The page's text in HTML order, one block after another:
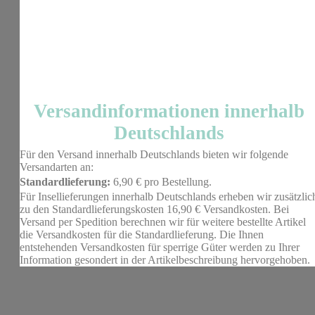
Versandinformationen innerhalb
Deutschlands
Für den Versand innerhalb Deutschlands bieten wir folgende
Versandarten an:
Standardlieferung: 6,90 € pro Bestellung.
Für Insellieferungen innerhalb Deutschlands erheben wir
zu den Standardlieferungskosten 16,90 € Versandkosten. Bei
Versand per Spedition berechnen wir für weitere bestellte Artikel
die Versandkosten für die Standardlieferung. Die Ihnen
entstehenden Versandkosten für sperrige Güter werden zu Ihrer
Information gesondert in der Artikelbeschreibung hervorgehoben.